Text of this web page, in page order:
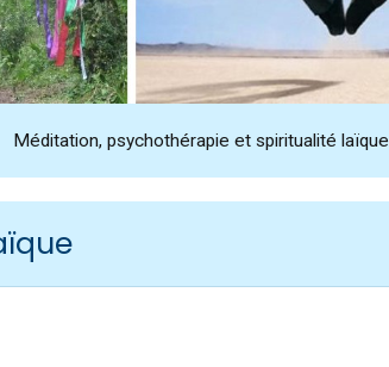
Méditation, psychothérapie et spiritualité laïque